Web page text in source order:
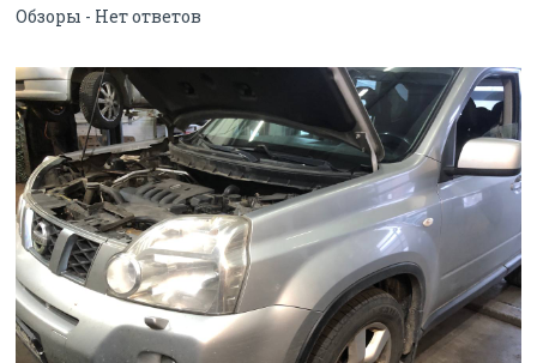
Обзоры - Нет ответов